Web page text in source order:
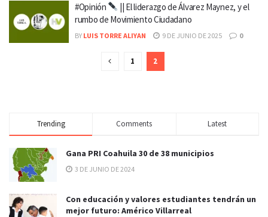
#Opinión
|| El liderazgo de Álvarez Maynez, y el
rumbo de Movimiento Ciudadano
BY LUIS TORRE ALIYAN 9 DE JUNIO DE 2025 0
1 2
Trending Comments Latest
Gana PRI Coahuila 30 de 38 municipios
3 DE JUNIO DE 2024
Con educación y valores estudiantes tendrán un
mejor futuro: Américo Villarreal